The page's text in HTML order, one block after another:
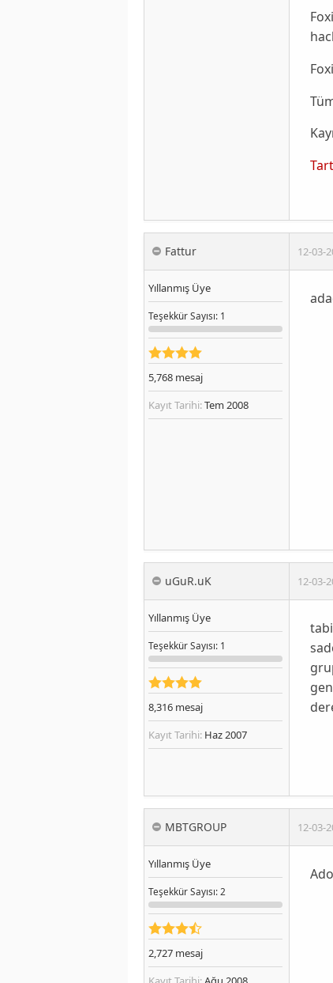
Fattur 12-03-
Yıllanmış Üye
TeşekkürSayısı: 1
5,768 mesaj
Kayıt Tarihi:Tem 2008
uGuR.uK 12-03-
Yıllanmış Üye
TeşekkürSayısı: 1
8,316 mesaj
Kayıt Tarihi: Haz 2007
MBTGROUP 12-03-
Yıllanmış Üye
TeşekkürSayısı: 2
2,727 mesaj